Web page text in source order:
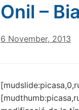
Onil –
6 November, 2013